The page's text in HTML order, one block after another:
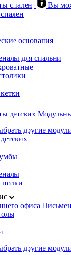
спален
Вы
основания
для спальни
детских
другие
полки
офиса
другие